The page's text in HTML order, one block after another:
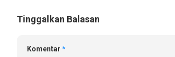
Tinggalkan Balasan
Komentar *